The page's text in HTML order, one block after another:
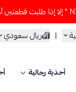
| ريال سعودي
أحذية رجالية